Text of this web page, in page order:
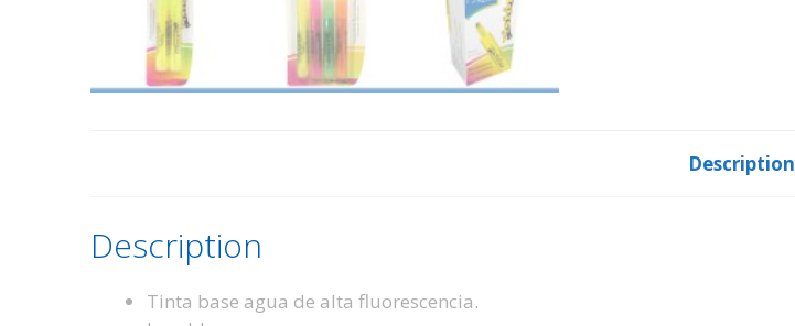
Description
Description
Tinta base agua de alta fluorescencia.